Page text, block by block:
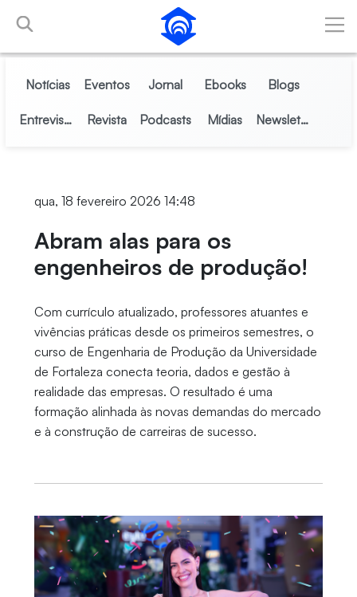
Pular para o Conteúdo principal
Notícias Eventos Jornal Ebooks Blogs
Entrevistas Revista Podcasts Mídias Newsletter
qua, 18 fevereiro 2026 14:48
Abram alas para os
engenheiros de produção!
Com currículo atualizado, professores atuantes e
vivências práticas desde os primeiros semestres, o
curso de Engenharia de Produção da Universidade
de Fortaleza conecta teoria, dados e gestão à
realidade das empresas. O resultado é uma
formação alinhada às novas demandas do mercado
e à construção de carreiras de sucesso.